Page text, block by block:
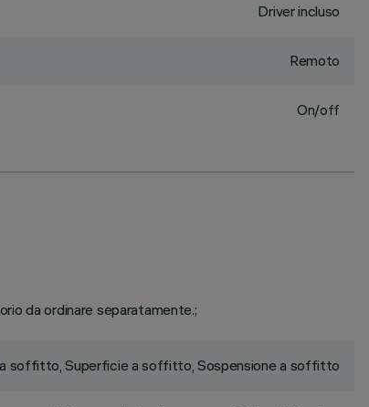
Driver incluso
Remoto
On/off
da ordinare separatamente.;
soffitto, Superficie a soffitto, Sospensione a soffitto